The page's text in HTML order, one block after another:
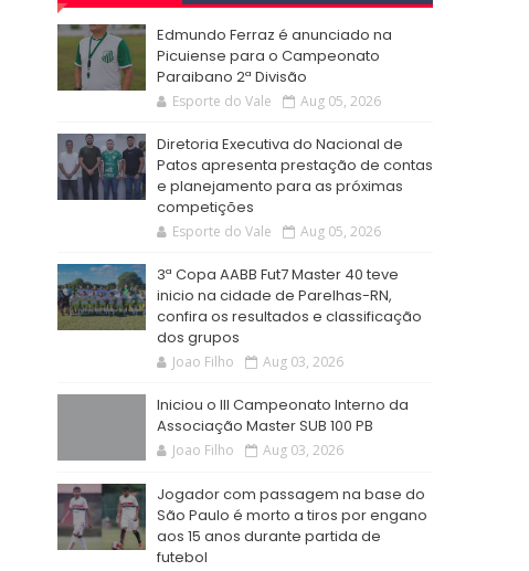
Edmundo Ferraz é anunciado na
Picuiense para o Campeonato
Paraibano 2ª Divisão
Esporte do Vale Aug 05, 2026
Diretoria Executiva do Nacional de
Patos apresenta prestação de contas
e planejamento para as próximas
competições
Esporte do Vale Aug 05, 2026
3ª Copa AABB Fut7 Master 40 teve
inicio na cidade de Parelhas-RN,
confira os resultados e classificação
dos grupos
Joao Filho Aug 03, 2026
Iniciou o III Campeonato Interno da
Associação Master SUB 100 PB
Joao Filho Aug 03, 2026
Jogador com passagem na base do
São Paulo é morto a tiros por engano
aos 15 anos durante partida de
futebol